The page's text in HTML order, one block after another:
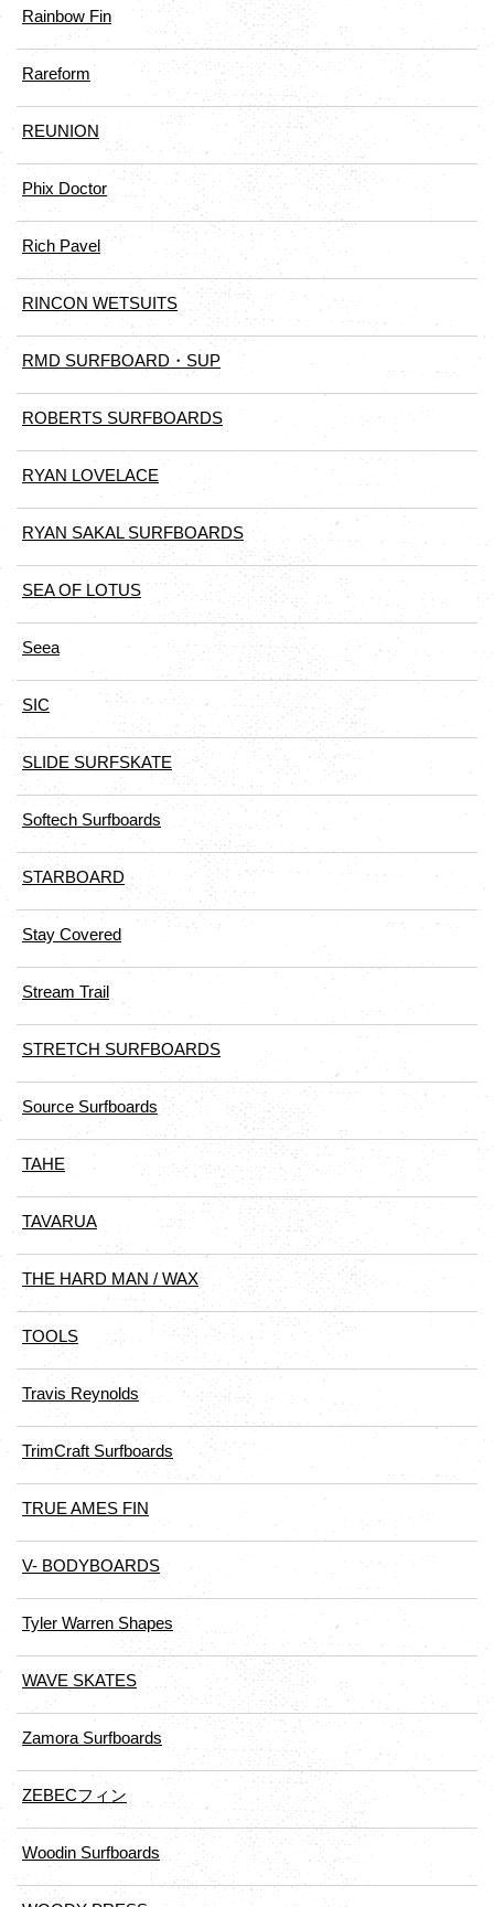
Rainbow Fin
Rareform
REUNION
Phix Doctor
Rich Pavel
RINCON WETSUITS
RMD SURFBOARD・SUP
ROBERTS SURFBOARDS
RYAN LOVELACE
RYAN SAKAL SURFBOARDS
SEA OF LOTUS
Seea
SIC
SLIDE SURFSKATE
Softech Surfboards
STARBOARD
Stay Covered
Stream Trail
STRETCH SURFBOARDS
Source Surfboards
TAHE
TAVARUA
THE HARD MAN / WAX
TOOLS
Travis Reynolds
TrimCraft Surfboards
TRUE AMES FIN
V- BODYBOARDS
Tyler Warren Shapes
WAVE SKATES
Zamora Surfboards
ZEBECフィン
Woodin Surfboards